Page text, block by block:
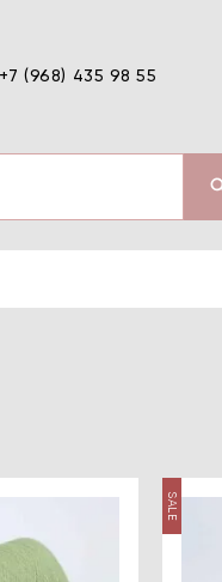
+7 (968) 435 98 55
SALE